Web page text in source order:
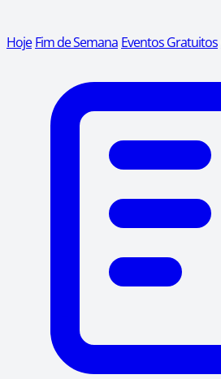
Hoje Fim de Semana Eventos Gratuitos